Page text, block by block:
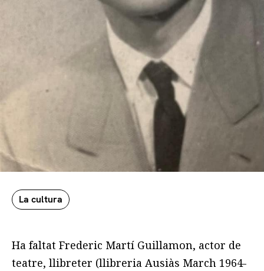
La cultura
Ha faltat Frederic Martí Guillamon, actor de
teatre, llibreter (llibreria Ausiàs March 1964-